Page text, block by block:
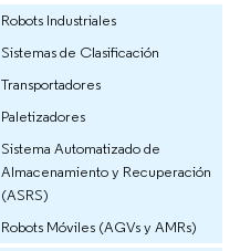
Robots Industriales
Sistemas de Clasificación
Transportadores
Paletizadores
Sistema Automatizado de
Almacenamiento y Recuperación
(ASRS)
Robots Móviles (AGVs y AMRs)